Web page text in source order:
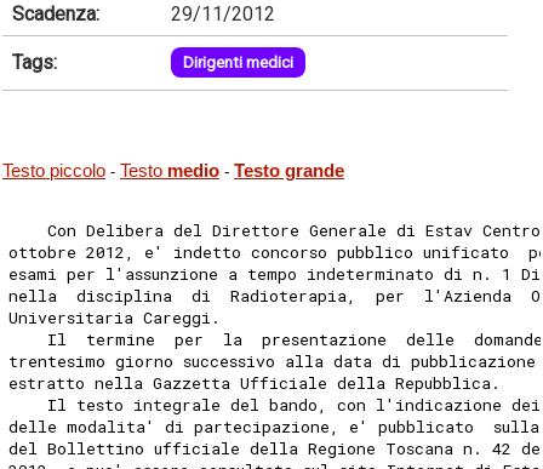
Scadenza:
29/11/2012
Tags: Dirigenti medici
Testo piccolo - Testo medio - Testo grande
Con Delibera del Direttore Generale di Estav
ottobre 2012, e' indetto concorso pubblico unificato
esami per l'assunzione a tempo indeterminato di n. 1
nella  disciplina  di  Radioterapia,  per  l'Azienda
Universitaria Careggi.
Il  termine  per  la  presentazione  delle
trentesimo giorno successivo alla data di
estratto nella Gazzetta Ufficiale della Repubblica.
Il testo integrale del bando, con l'indicazione
delle modalita' di partecipazione, e' pubblicato
del Bollettino ufficiale della Regione Toscana n. 42